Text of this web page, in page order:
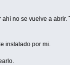
no se vuelve a
instalado por mi.